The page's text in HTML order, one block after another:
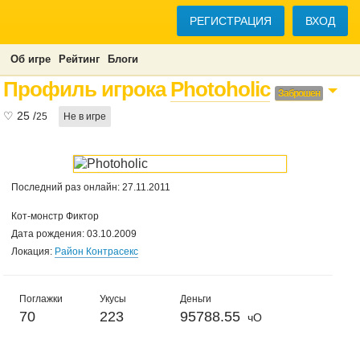
РЕГИСТРАЦИЯ ВХОД
Об игре Рейтинг Блоги
Профиль игрокаPhotoholic Заброшен
♡ 25 /25 Не в игре
Последний раз онлайн: 27.11.2011
Кот-монстр Фиктор
Дата рождения: 03.10.2009
Локация: Район Контрасекс
Поглажки
70
Укусы
223
Деньги
95788.55 чО